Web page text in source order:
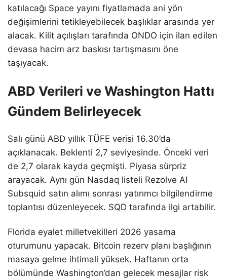
katılacağı Space yayını fiyatlamada ani yön
değişimlerini tetikleyebilecek başlıklar arasında yer
alacak. Kilit açılışları tarafında ONDO için ilan edilen
devasa hacim arz baskısı tartışmasını öne
taşıyacak.
ABD Verileri ve Washington Hattı
Gündem Belirleyecek
Salı günü ABD yıllık TÜFE verisi 16.30’da
açıklanacak. Beklenti 2,7 seviyesinde. Önceki veri
de 2,7 olarak kayda geçmişti. Piyasa sürpriz
arayacak. Aynı gün Nasdaq listeli Rezolve AI
Subsquid satın alımı sonrası yatırımcı bilgilendirme
toplantısı düzenleyecek. SQD tarafında ilgi artabilir.
Florida eyalet milletvekilleri 2026 yasama
oturumunu yapacak. Bitcoin rezerv planı başlığının
masaya gelme ihtimali yüksek. Haftanın orta
bölümünde Washington’dan gelecek mesajlar risk